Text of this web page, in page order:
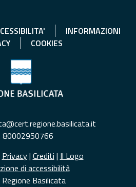
INFORMAZIONI
COOKIES
80002950766
Privacy| Crediti | Il Logo
di accessibilità
Basilicata